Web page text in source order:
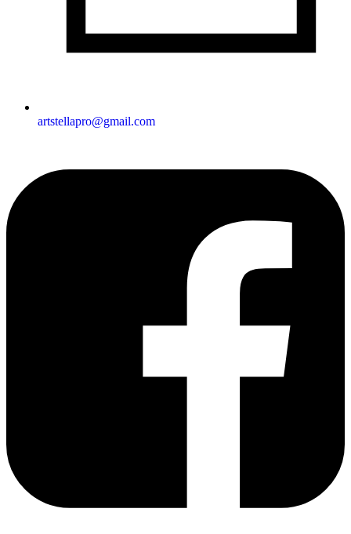
artstellapro@gmail.com